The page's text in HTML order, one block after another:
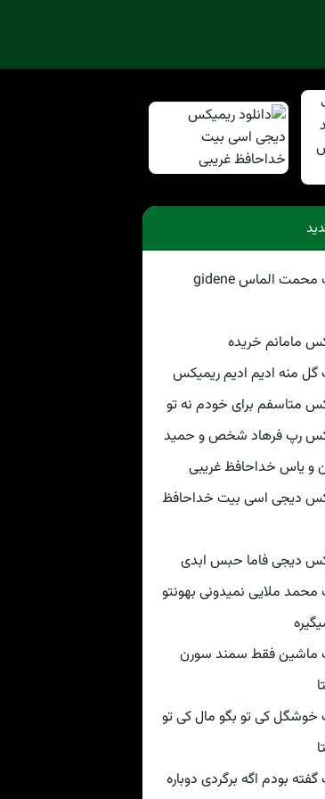
دانلود آهنگ محمت الماس gidene
مامانم خریده
گل منه ادیم ادیم ریمیکس
متاسفم برای خودم نه تو
رپ فرهاد شخص و حمید
یاس خداحافظ غریبی
دیجی اسی بیت خداحافظ
دیجی فاما حبس ابدی
محمد ملایی نمیدونی بهونتو
ماشین فقط سمند سورن
خوشگل کی تو بگو مال کی تو
بودم اگه برگردی دوباره